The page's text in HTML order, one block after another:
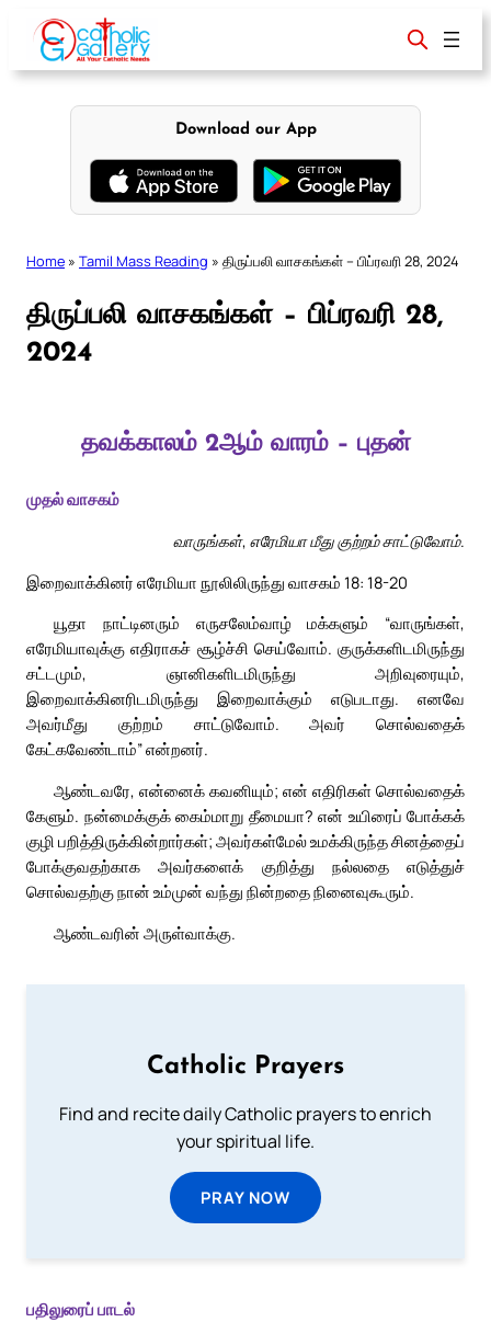
content
Download our App
Home » Tamil Mass Reading » திருப்பலி வாசகங்கள் – பிப்ரவரி 28, 2024
திருப்பலி வாசகங்கள் – பிப்ரவரி 28,
2024
தவக்காலம் 2ஆம் வாரம் – புதன்
முதல் வாசகம்
வாருங்கள், எரேமியா மீது குற்றம் சாட்டுவோம்.
இறைவாக்கினர் எரேமியா நூலிலிருந்து வாசகம் 18: 18-20
யூதா நாட்டினரும் எருசலேம்வாழ் மக்களும் “வாருங்கள்,
எரேமியாவுக்கு எதிராகச் சூழ்ச்சி செய்வோம். குருக்களிடமிருந்து
சட்டமும், ஞானிகளிடமிருந்து அறிவுரையும்,
இறைவாக்கினரிடமிருந்து இறைவாக்கும் எடுபடாது. எனவே
அவர்மீது குற்றம் சாட்டுவோம். அவர் சொல்வதைக்
கேட்கவேண்டாம்” என்றனர்.
ஆண்டவரே, என்னைக் கவனியும்; என் எதிரிகள் சொல்வதைக்
கேளும். நன்மைக்குக் கைம்மாறு தீமையா? என் உயிரைப் போக்கக்
குழி பறித்திருக்கின்றார்கள்; அவர்கள்மேல் உமக்கிருந்த சினத்தைப்
போக்குவதற்காக அவர்களைக் குறித்து நல்லதை எடுத்துச்
சொல்வதற்கு நான் உம்முன் வந்து நின்றதை நினைவுகூரும்.
ஆண்டவரின் அருள்வாக்கு.
Catholic Prayers
Find and recite daily Catholic prayers to enrich
your spiritual life.
PRAY NOW
பதிலுரைப் பாடல்